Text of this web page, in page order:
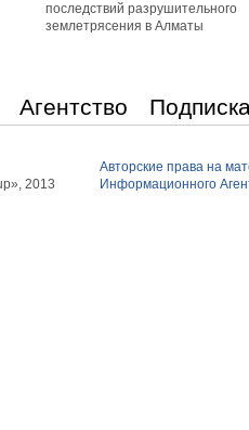
последствий разрушительного
землетрясения в Алматы
Агентство
2013
Авторские права на
Информационного